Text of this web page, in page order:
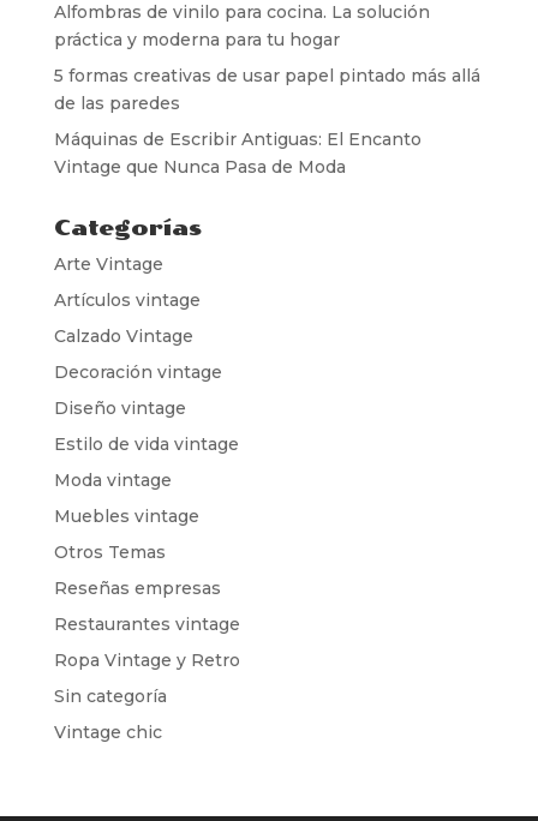
Alfombras de vinilo para cocina. La solución
práctica y moderna para tu hogar
5 formas creativas de usar papel pintado más allá
de las paredes
Máquinas de Escribir Antiguas: El Encanto
Vintage que Nunca Pasa de Moda
Categorías
Arte Vintage
Artículos vintage
Calzado Vintage
Decoración vintage
Diseño vintage
Estilo de vida vintage
Moda vintage
Muebles vintage
Otros Temas
Reseñas empresas
Restaurantes vintage
Ropa Vintage y Retro
Sin categoría
Vintage chic